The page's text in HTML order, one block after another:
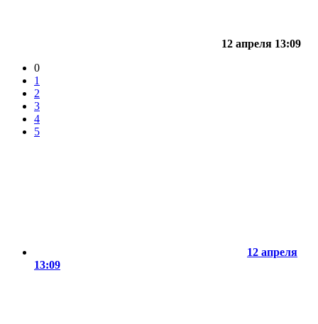
12 апреля 13:09
0
1
2
3
4
5
12 апреля
13:09